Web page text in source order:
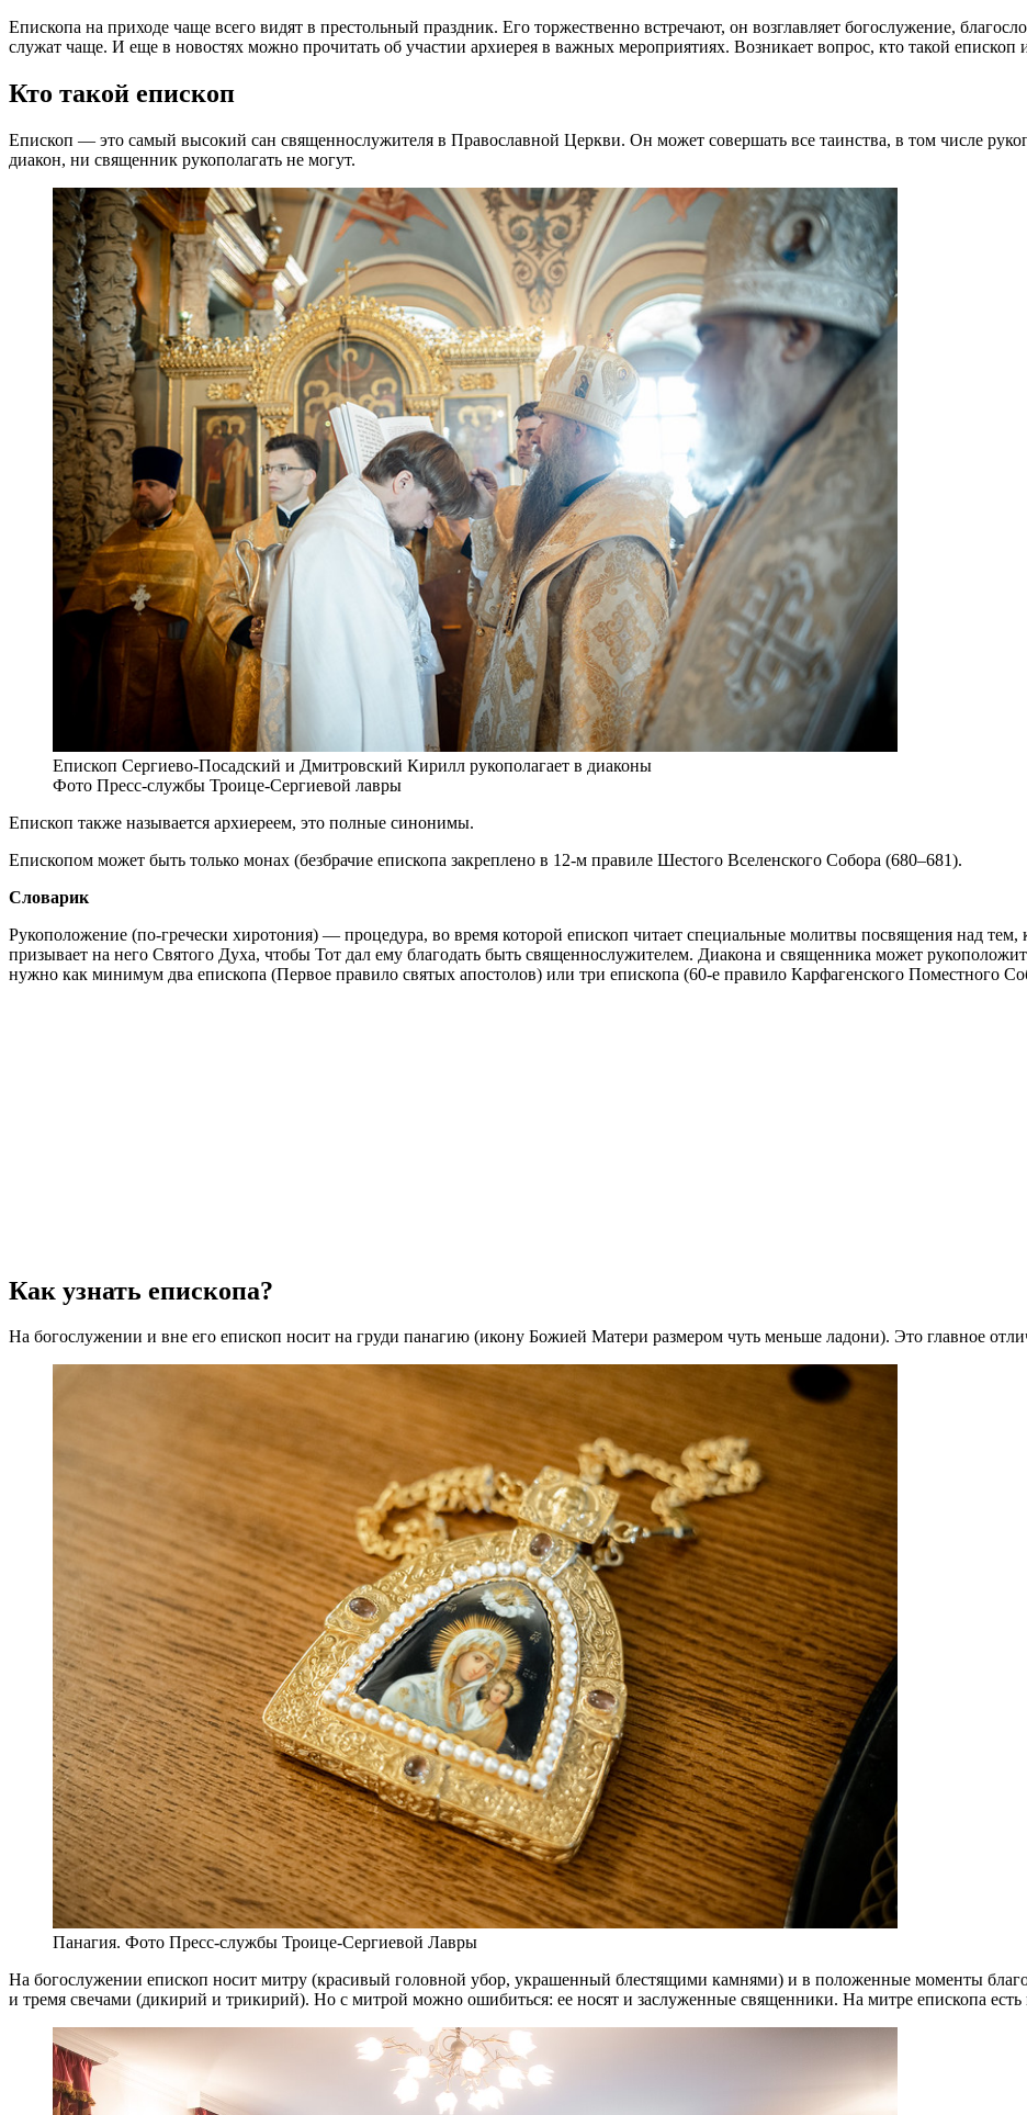
Епископа на приходе чаще всего видят в престольный праздник. Его торжественно встречают, он возглавляет богослужение,
служат чаще. И еще в новостях можно прочитать об участии архиерея в важных мероприятиях. Возникает вопрос, кто такой епископ
Кто такой епископ
Епископ — это самый высокий сан священнослужителя в Православной Церкви. Он может совершать все таинства, в том числе
диакон, ни священник рукополагать не могут.
Епископ Сергиево-Посадский и Дмитровский Кирилл рукополагает в диаконы
Фото Пресс-службы Троице-Сергиевой лавры
Епископ также называется архиереем, это полные синонимы.
Епископом может быть только монах (безбрачие епископа закреплено в 12-м правиле Шестого Вселенского Собора (680–681).
Словарик
Рукоположение (по-гречески хиротония) — процедура, во время которой епископ читает специальные молитвы посвящения над
призывает на него Святого Духа, чтобы Тот дал ему благодать быть священнослужителем. Диакона и священника может
нужно как минимум два епископа (Первое правило святых апостолов) или три епископа (60-е правило Карфагенского Поместного
Как узнать епископа?
На богослужении и вне его епископ носит на груди панагию (икону Божией Матери размером чуть меньше ладони). Это главное
Панагия. Фото Пресс-службы Троице-Сергиевой Лавры
На богослужении епископ носит митру (красивый головной убор, украшенный блестящими камнями) и в положенные моменты
и тремя свечами (дикирий и трикирий). Но с митрой можно ошибиться: ее носят и заслуженные священники. На митре епископа есть